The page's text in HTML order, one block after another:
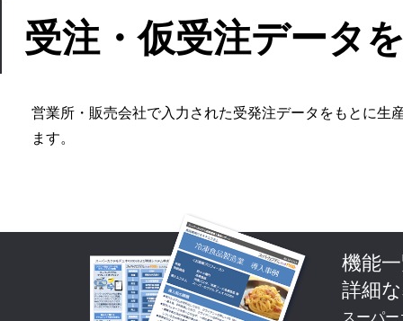
受注・仮受注データ
営業所・販売会社で入力された受発注データをもとに生
ます。
機能
詳細
スーパ